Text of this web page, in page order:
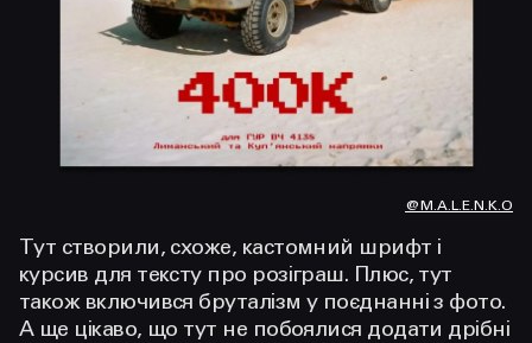
@M.A.L.E.N.K.O
Тут створили, схоже, кастомний шрифт і
курсив для тексту про розіграш. Плюс, тут
також включився бруталізм у поєднанні з фото.
А ще цікаво, що тут не побоялися додати дрібні